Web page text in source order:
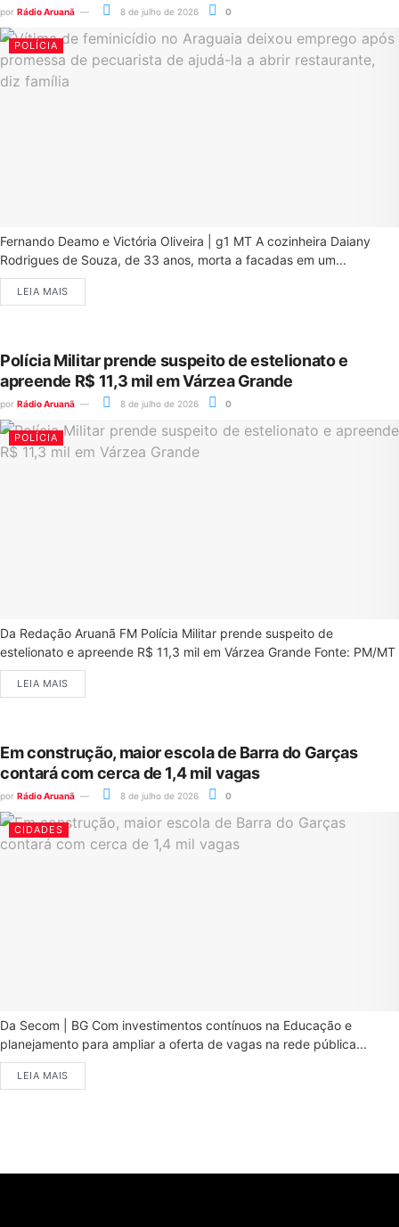
por Rádio Aruanã 8 de julho de 2026 0
POLÍCIA
Fernando Deamo e Victória Oliveira | g1 MT A cozinheira Daiany
Rodrigues de Souza, de 33 anos, morta a facadas em um...
LEIA MAIS
Polícia Militar prende suspeito de estelionato e
apreende R$ 11,3 mil em Várzea Grande
por Rádio Aruanã 8 de julho de 2026 0
POLÍCIA
Da Redação Aruanã FM Polícia Militar prende suspeito de
estelionato e apreende R$ 11,3 mil em Várzea Grande Fonte: PM/MT
LEIA MAIS
Em construção, maior escola de Barra do Garças
contará com cerca de 1,4 mil vagas
por Rádio Aruanã 8 de julho de 2026 0
CIDADES
Da Secom | BG Com investimentos contínuos na Educação e
planejamento para ampliar a oferta de vagas na rede pública...
LEIA MAIS